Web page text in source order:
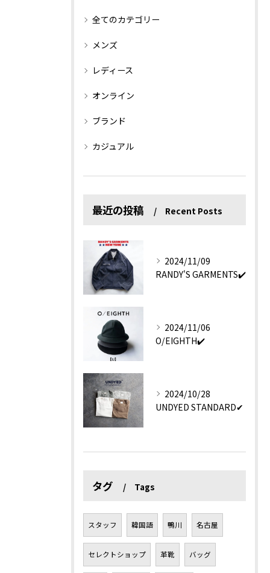
全てのカテゴリー
メンズ
レディース
オンライン
ブランド
カジュアル
最近の投稿 Recent Posts
2024/11/09
RANDY'S GARMENTS✔️
2024/11/06
O/EIGHTH✔️
2024/10/28
UNDYED STANDARD✔︎
タグ Tags
スタッフ 韓国語 鴨川 名古屋
セレクトショップ 革靴 バッグ